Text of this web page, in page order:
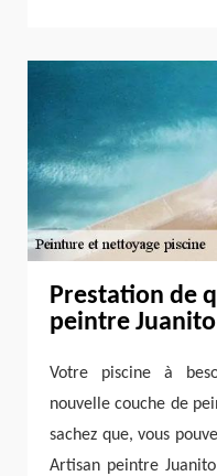
Prestation de
peintre Juanito
Votre piscine à
nouvelle couche de
sachez que, vous
Artisan peintre